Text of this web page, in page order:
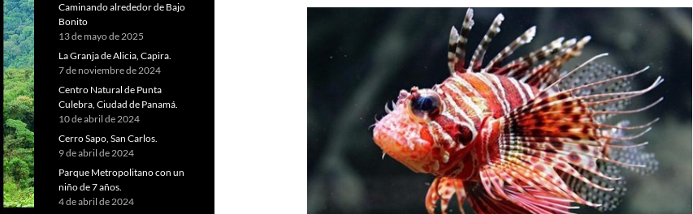
Caminando alrededor de Bajo
Bonito
13 de mayo de 2025
La Granja de Alicia, Capira.
7 de noviembre de 2024
Centro Natural de Punta
Culebra, Ciudad de Panamá.
10 de abril de 2024
Cerro Sapo, San Carlos.
9 de abril de 2024
Parque Metropolitano con un
niño de 7 años.
4 de abril de 2024